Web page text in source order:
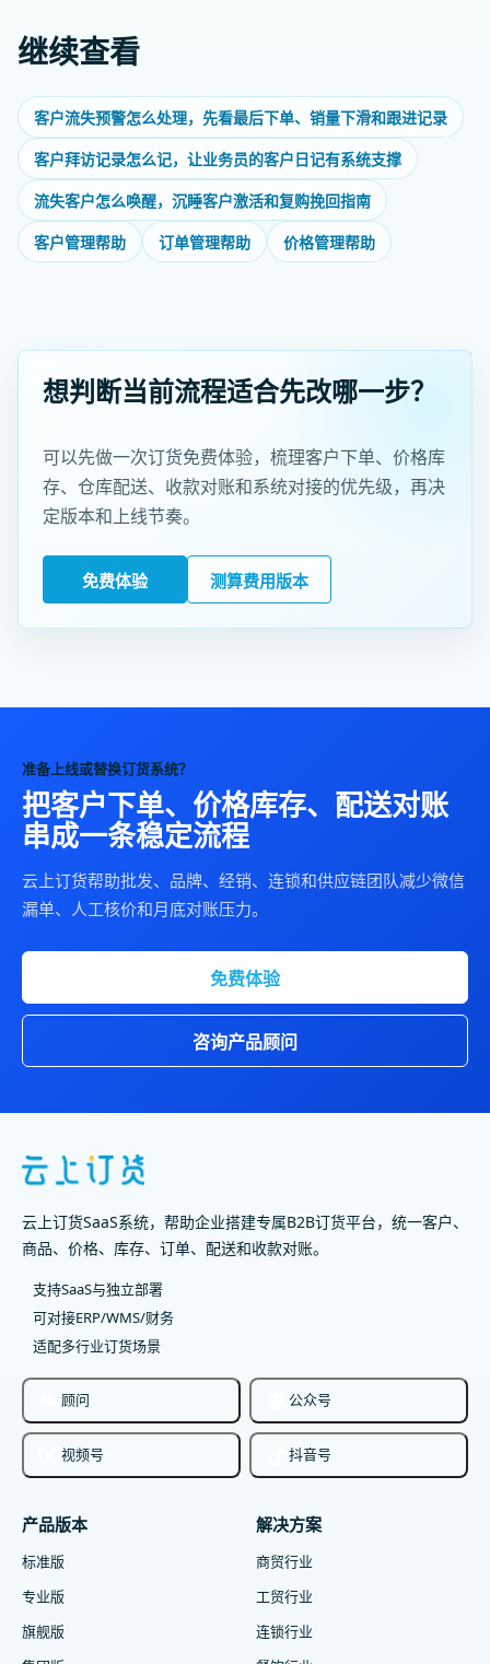
继续查看
客户流失预警怎么处理，先看最后下单、销量下滑和跟进记录
客户拜访记录怎么记，让业务员的客户日记有系统支撑
流失客户怎么唤醒，沉睡客户激活和复购挽回指南
客户管理帮助
订单管理帮助 价格管理帮助
想判断当前流程适合先改哪一步？
可以先做一次订货免费体验，梳理客户下单、价格库
存、仓库配送、收款对账和系统对接的优先级，再决
定版本和上线节奏。
免费体验 测算费用版本
准备上线或替换订货系统？
把客户下单、价格库存、配送对账
串成一条稳定流程
云上订货帮助批发、品牌、经销、连锁和供应链团队减少微信
漏单、人工核价和月底对账压力。
免费体验
咨询产品顾问
云上订货SaaS系统，帮助企业搭建专属B2B订货平台，统一客户、
商品、价格、库存、订单、配送和收款对账。
支持SaaS与独立部署
可对接ERP/WMS/财务
适配多行业订货场景
顾问 公众号
视频号 抖音号
产品版本
标准版
专业版
旗舰版
解决方案
商贸行业
工贸行业
连锁行业